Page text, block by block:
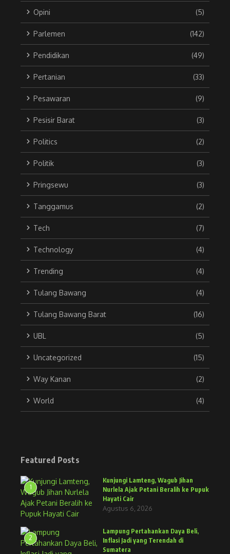
Opini (5)
Parlemen (142)
Pendidikan (49)
Pertanian (33)
Pesawaran (9)
Pesisir Barat (3)
Politics (2)
Politik (3)
Pringsewu (3)
Tanggamus (2)
Tech (7)
Technology (4)
Trending (4)
Tulang Bawang (4)
Tulang Bawang Barat (16)
UBL (5)
Uncategorized (15)
Way Kanan (2)
World (4)
Featured Posts
1
Kunjungi Lamteng, Wagub Jihan
Nurlela Ajak Petani Beralih ke Pupuk
Hayati Cair
Agustus 6, 2026
2
Lampung Pertahankan Daya Beli,
Inflasi Jadi yang Terendah di
Sumatera